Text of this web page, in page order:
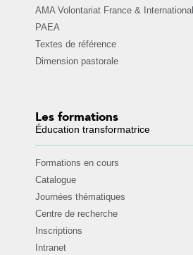
AMA Volontariat France & International
PAEA
Textes de référence
Dimension pastorale
Les formations
Éducation transformatrice
Formations en cours
Catalogue
Journées thématiques
Centre de recherche
Inscriptions
Intranet